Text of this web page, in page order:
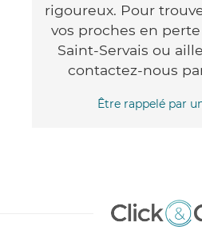
rigoureux. Pour
vos proches en
Saint-Servais ou
contactez-nous
Être rappelé par